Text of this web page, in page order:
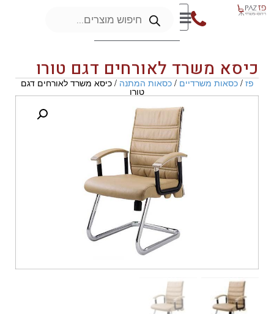
כיסא משרד לאורחים דגם טורו
פז/כסאות משרדיים/כסאות המתנה/ כיסא משרד לאורחים דגם
טורו